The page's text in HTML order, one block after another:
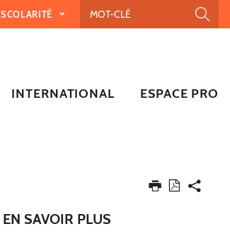
SCOLARITÉ
INTERNATIONAL ESPACE PRO
EN SAVOIR PLUS